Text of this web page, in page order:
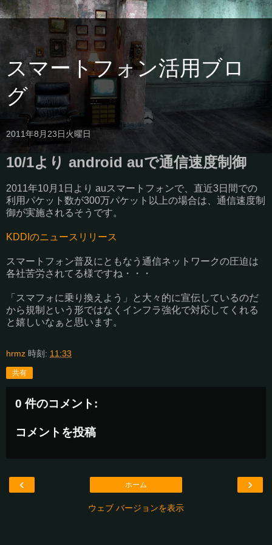
スマートフォン活用ブロ
グ
2011年8月23日火曜日
10/1より android auで通信速度制御
2011年10月1日より auスマートフォンで、直近3日間での
利用パケット数が300万パケット以上の場合は、通信速度制
御が実施されるそうです。
KDDIのニュースリリース
スマートフォン普及にともなう通信ネットワークの圧迫は
各社苦労されてる様ですね・・・
「スマフォに乗り換えよう」と大々的に宣伝しているのだ
から規制という形ではなくインフラ強化で対応してくれる
と嬉しいなぁと思います。
hrmz 時刻: 11:33
共有
0 件のコメント:
コメントを投稿
‹ ›
ホーム
ウェブ バージョンを表示